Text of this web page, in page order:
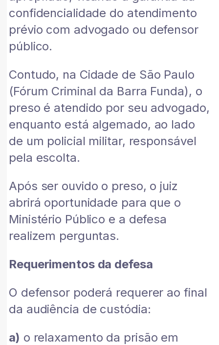
confidencialidade do atendimento
prévio com advogado ou defensor
público.
Contudo, na Cidade de São Paulo
(Fórum Criminal da Barra Funda), o
preso é atendido por seu advogado,
enquanto está algemado, ao lado
de um policial militar, responsável
pela escolta.
Após ser ouvido o preso, o juiz
abrirá oportunidade para que o
Ministério Público e a defesa
realizem perguntas.
Requerimentos da defesa
O defensor poderá requerer ao final
da audiência de custódia:
a) o relaxamento da prisão em